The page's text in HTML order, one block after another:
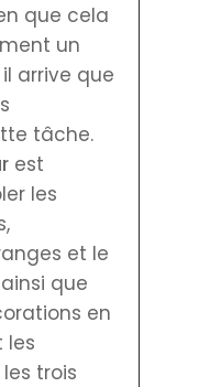
que cela
un
arrive que
tâche.
est
les
et le
que
en
les
trois